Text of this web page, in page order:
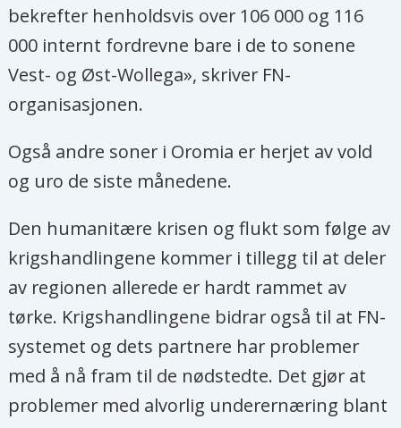
bekrefter henholdsvis over 106 000 og 116
000 internt fordrevne bare i de to sonene
Vest- og Øst-Wollega», skriver FN-
organisasjonen.
Også andre soner i Oromia er herjet av vold
og uro de siste månedene.
Den humanitære krisen og flukt som følge av
krigshandlingene kommer i tillegg til at deler
av regionen allerede er hardt rammet av
tørke. Krigshandlingene bidrar også til at FN-
systemet og dets partnere har problemer
med å nå fram til de nødstedte. Det gjør at
problemer med alvorlig underernæring blant